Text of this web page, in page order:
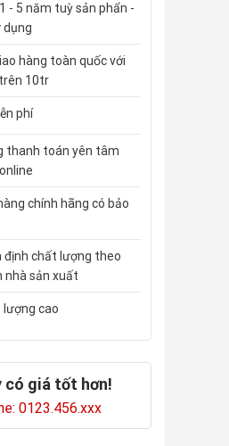
- 5 năm tuỳ sản phẩn -
dụng
hàng toàn quốc với
10tr
phí
thanh toán yên tâm
chính hãng có bảo
định chất lượng theo
nhà sản xuất
lượng cao
có giá tốt hơn!
0123.456.xxx